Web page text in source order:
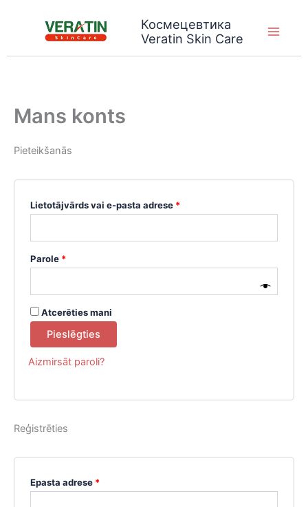
Космецевтика
Veratin Skin Care
Mans konts
Pieteikšanās
Lietotājvārds vai e-pasta adrese *Obligāts
Parole *Obligāts
Atcerēties mani
Pieslēgties
Aizmirsāt paroli?
Reģistrēties
Epasta adrese *Obligāts